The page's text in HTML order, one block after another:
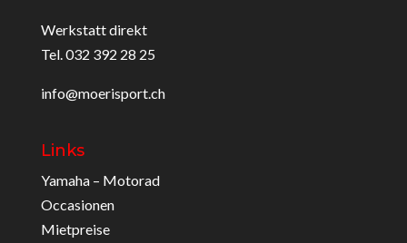
Werkstatt direkt
Tel. 032 392 28 25
info@moerisport.ch
Links
Yamaha – Motorad
Occasionen
Mietpreise